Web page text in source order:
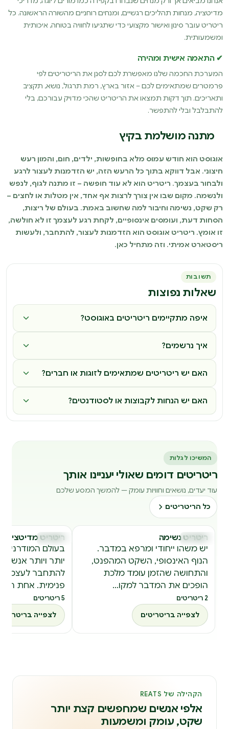
מדיטציה, מנחות תהליכים רגשיים, ומנחים רוחניים מהשורה הראשונה. כל
ריטריט עובר סינון ואישור מקצועי כדי שתגיעו לחוויה בטוחה, איכותית
ומשמעותית.
✔ התאמה אישית ומהירה
המערכת החכמה שלנו מאפשרת לכם לסנן את הריטריטים לפי
פרמטרים שמתאימים לכם – אזור בארץ, רמת תרגול, נושא, תקציב
ותאריכים. תוך דקות תמצאו את הריטריט שהכי מדויק עבורכם, בלי
להתבלבל ובלי להתפשר.
מתנה מושלמת בקיץ
אוגוסט הוא חודש עמוס מלא בחופשות, ילדים, חום, והמון רעש
חיצוני. אבל דווקא בתוך כל הרעש הזה, יש הזדמנות לעצור לרגע
ולבחור בעצמך. ריטריט הוא לא עוד חופשה – זו מתנה לגוף, לנפש
ולנשמה. מקום שבו אין צורך לרצות אף אחד, אין מטלות או לחצים –
רק שקט, נשימה וחיבור למה שחשוב באמת. בעולם של ריצות,
הסחות דעת, ועומסים אינסופיים, לקחת רגע לעצמך זו לא חולשה,
זו אומץ. ריטריט אוגוסט הוא הזדמנות לעצור, להתחבר, ולעשות
ריסטארט אמיתי. וזה מתחיל כאן.
תשובות
שאלות נפוצות
איפה מתקיימים ריטריטים באוגוסט?
איך נרשמים?
האם יש ריטריטים שמתאימים לזוגות או חברים?
האם יש הנחות לקבוצות או לסטודנטים?
המשיכו לגלות
ריטריטים דומים שאולי יעניינו אותך
עוד יעדים, נושאים וחוויות עומק — להמשך המסע שלכם
כל הריטריטים
ר
ריטריטים
ריטריט נשימה
יש משהו ייחודי ומרפא במדבר.
הנוף האינסופי, השקט המהפנט,
והתחושה שהזמן עומד מלכת
הופכים את המדבר למקו…
2 ריטריטים
לצפייה בריטריטים
ר
ריטריטים
ריטריט מדיטציה
בעולם המודרני,
יותר ויותר
להתחבר לעצמם
פנימית. אחת
5 ריטריטים
לצפייה
הקהילה של REATS
אלפי אנשים שמחפשים קצת יותר
שקט, עומק ומשמעות